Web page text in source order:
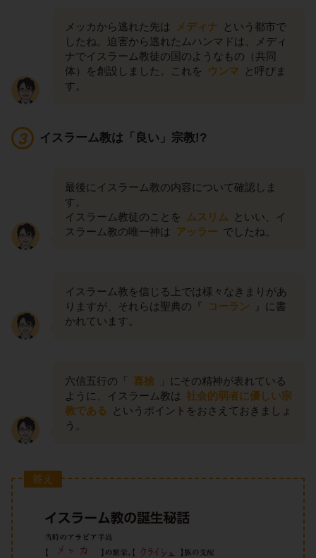
メッカから逃れた先は メディナ
という都市で
したね。迫害から逃れたムハンマドは、メディ
ナでイスラーム教徒の国のようなもの（共同
体）を創設しました。これを
ウンマ
と呼びま
す。
イスラーム教は「良い」宗教!?
最後にイスラーム教の内容について確認しま
す。
イスラーム教徒のことを
ムスリム
といい、イ
スラーム教の唯一神は
アッラー でしたね。
イスラーム教を信じる上では様々なきまりがあ
りますが、それらは聖典の『
コーラン
』に書
かれています。
六信五行の「 喜捨
」にその精神が表れている
ように、イスラーム教は 社会的弱者に優しい宗
教である
というポイントをおさえておきましょ
う。
答え